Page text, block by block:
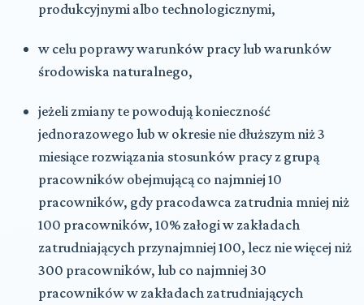
produkcyjnymi albo technologicznymi,
w celu poprawy warunków pracy lub warunków
środowiska naturalnego,
jeżeli zmiany te powodują konieczność
jednorazowego lub w okresie nie dłuższym niż 3
miesiące rozwiązania stosunków pracy z grupą
pracowników obejmującą co najmniej 10
pracowników, gdy pracodawca zatrudnia mniej niż
100 pracowników, 10% załogi w zakładach
zatrudniających przynajmniej 100, lecz nie więcej niż
300 pracowników, lub co najmniej 30
pracowników w zakładach zatrudniających